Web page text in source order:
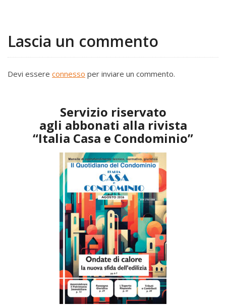
Lascia un commento
Devi essere connesso per inviare un commento.
Servizio riservato
agli abbonati alla rivista
“Italia Casa e Condominio”